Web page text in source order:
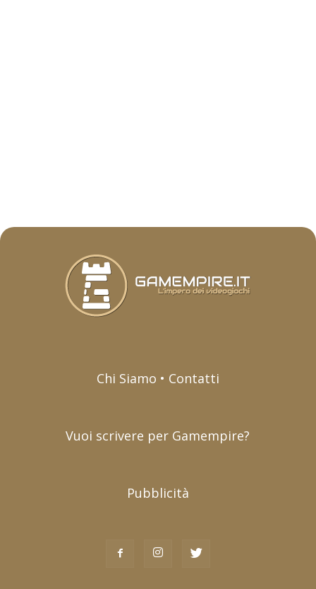
Chi Siamo • Contatti
Vuoi scrivere per Gamempire?
Pubblicità